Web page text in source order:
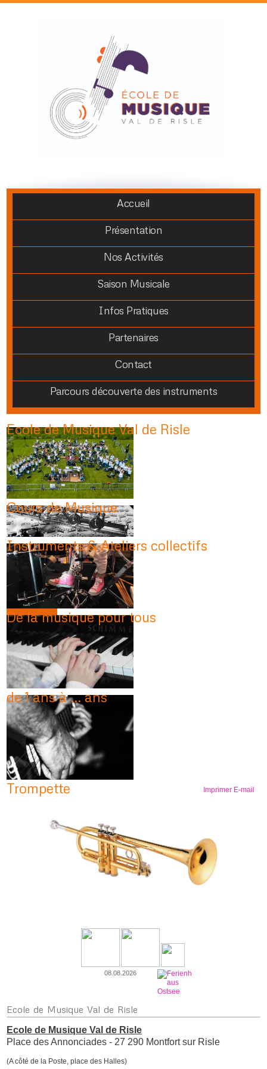
Accueil
Présentation
Nos Activités
Saison Musicale
Infos Pratiques
Partenaires
Contact
Parcours découverte des instruments
Ecole de Musique Val de Risle
Cours de Musique
Instruments & Ateliers collectifs
De la musique pour tous
de 1 ans à ... ans
Imprimer E-mail
Trompette
08.08.2026
Ecole de Musique Val de Risle
Ecole de Musique Val de Risle
Place des Annonciades - 27 290 Montfort sur Risle
(A côté de la Poste, place des Halles)